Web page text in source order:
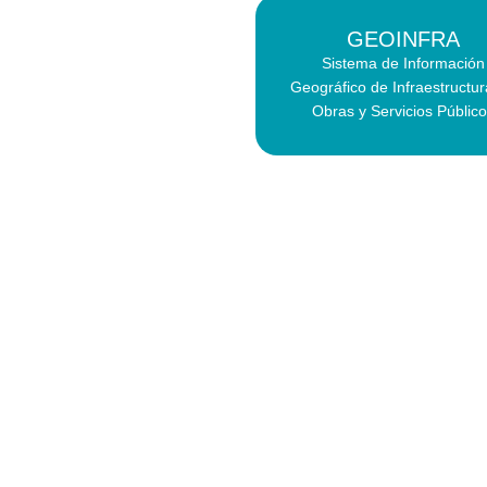
GEOINFRA
Sistema de Información
Geográfico de
Obras y Servicios